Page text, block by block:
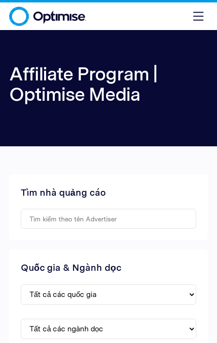
Affiliate Program |
Optimise Media
Tìm nhà quảng cáo
Quốc gia & Ngành dọc